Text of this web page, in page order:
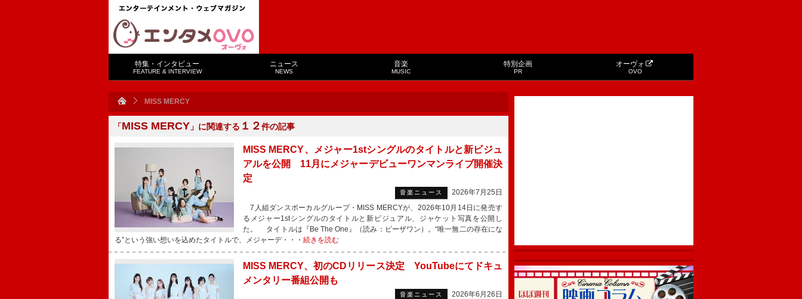
特集・インタビュー
FEATURE & INTERVIEW
ニュース
NEWS
音楽
MUSIC
特別企画
PR
オーヴォ
OVO
MISS MERCY
「MISS MERCY 」に関連する １２件の記事
MISS MERCY、メジャー1stシングルのタイトルと新ビジュ
アルを公開 11月にメジャーデビューワンマンライブ開催決
定
音楽ニュース
2026年7月25日
7人組ダンスボーカルグループ・MISS MERCYが、2026年10月14日に発売す
るメジャー1stシングルのタイトルと新ビジュアル、ジャケット写真を公開し
た。 タイトルは『Be The One』（読み：ビーザワン）。“唯一無二の存在にな
る”という強い想いを込めたタイトルで、メジャーデ・・・ 続きを読む
MISS MERCY、初のCDリリース決定 YouTubeにてドキュ
メンタリー番組公開も
音楽ニュース
2026年6月26日